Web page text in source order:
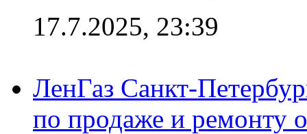
17.7.2025, 23:39
ЛенГаз Санкт-
по продаже и ремонту